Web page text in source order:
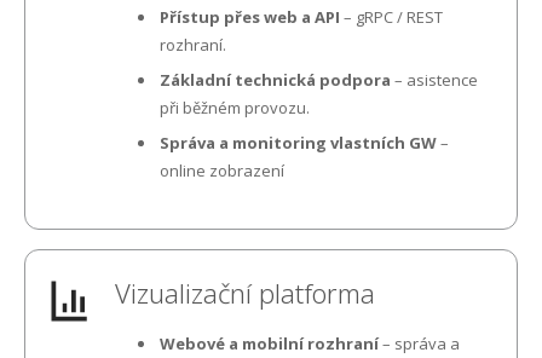
Přístup přes web a API – gRPC / REST
rozhraní.
Základní technická podpora – asistence
při běžném provozu.
Správa a monitoring vlastních GW–
online zobrazení
Vizualizační platforma
Webové a mobilní rozhraní– správa a